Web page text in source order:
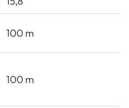
100 m
100 m